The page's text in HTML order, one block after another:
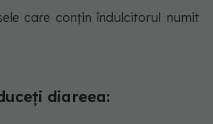
care conțin îndulcitorul numit
diareea: